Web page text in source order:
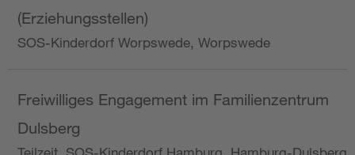
(Erziehungsstellen)
SOS-Kinderdorf Worpswede, Worpswede
Freiwilliges Engagement im Familienzentrum
Dulsberg